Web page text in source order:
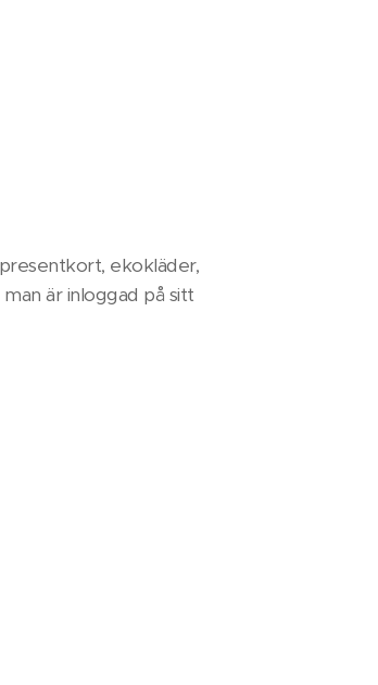
ekokläder,
är inloggad på sitt